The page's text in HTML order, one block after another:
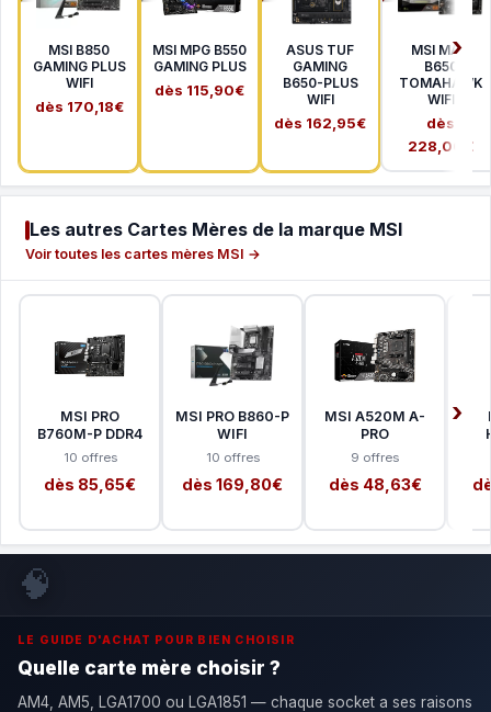
MSI B850
GAMING PLUS
WIFI
dès 170,18€
MSI MPG B550
GAMING PLUS
dès 115,90€
ASUS TUF
GAMING
B650-PLUS
WIFI
dès 162,95€
MSI MAG
B650
TOMAHAWK
WIFI
dès
228,00€
Les autres Cartes Mères de la marque MSI
Voir toutes les cartes mères MSI →
MSI PRO
B760M-P DDR4
10 offres
dès 85,65€
MSI PRO B860-P
WIFI
10 offres
dès 169,80€
MSI A520M A-
PRO
9 offres
dès 48,63€
🧠
LE GUIDE D'ACHAT POUR BIEN CHOISIR
Quelle carte mère choisir ?
AM4, AM5, LGA1700 ou LGA1851 — chaque socket a ses raisons